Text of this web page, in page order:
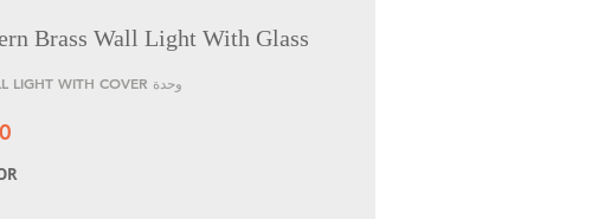
Brass Wall Light With Glass
وحدة SKU: GET-WALL LIGHT WITH COVER